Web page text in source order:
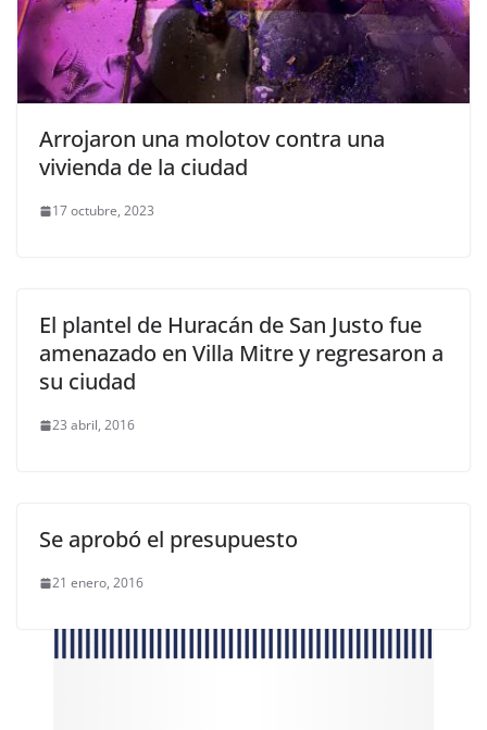
Arrojaron una molotov contra una
vivienda de la ciudad
17 octubre, 2023
El plantel de Huracán de San Justo fue
amenazado en Villa Mitre y regresaron a
su ciudad
23 abril, 2016
Se aprobó el presupuesto
21 enero, 2016